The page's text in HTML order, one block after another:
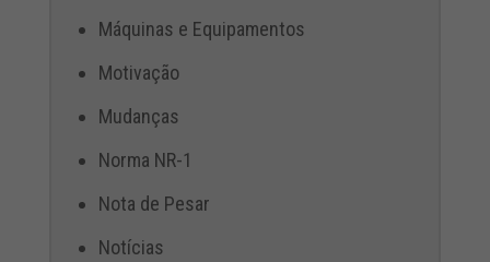
Máquinas e Equipamentos
Motivação
Mudanças
Norma NR-1
Nota de Pesar
Notícias